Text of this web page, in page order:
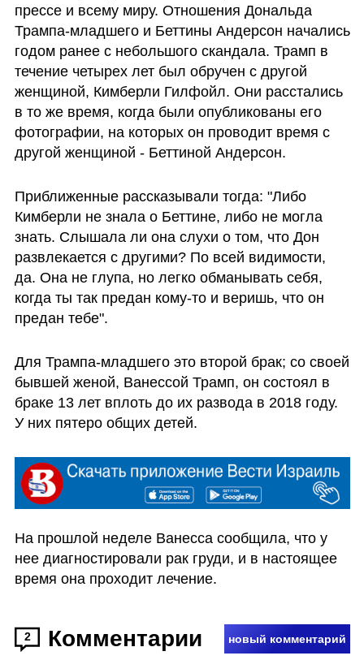
прессе и всему миру. Отношения Дональда
Трампа-младшего и Беттины Андерсон начались
годом ранее с небольшого скандала. Трамп в
течение четырех лет был обручен с другой
женщиной, Кимберли Гилфойл. Они расстались
в то же время, когда были опубликованы его
фотографии, на которых он проводит время с
другой женщиной - Беттиной Андерсон.
Приближенные рассказывали тогда: "Либо
Кимберли не знала о Беттине, либо не могла
знать. Слышала ли она слухи о том, что Дон
развлекается с другими? По всей видимости,
да. Она не глупа, но легко обманывать себя,
когда ты так предан кому-то и веришь, что он
предан тебе".
Для Трампа-младшего это второй брак; со своей
бывшей женой, Ванессой Трамп, он состоял в
браке 13 лет вплоть до их развода в 2018 году.
У них пятеро общих детей.
На прошлой неделе Ванесса сообщила, что у
нее диагностировали рак груди, и в настоящее
время она проходит лечение.
2 Комментарии новый комментарий